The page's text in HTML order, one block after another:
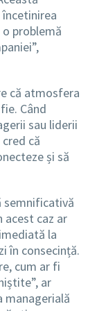
problemă
că atmosfera
Când
sau liderii
că
și să
semnificativă
acest caz ar
la
în consecință.
cum ar fi
ar
managerială